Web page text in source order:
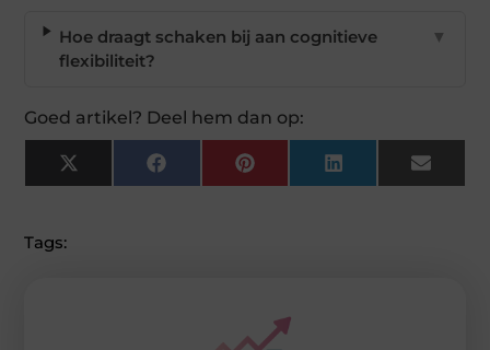
Hoe draagt schaken bij aan cognitieve
flexibiliteit?
▼
Goed artikel? Deel hem dan op:
X
(Twitter)
FacebookPinterest LinkedIn Email
Tags: